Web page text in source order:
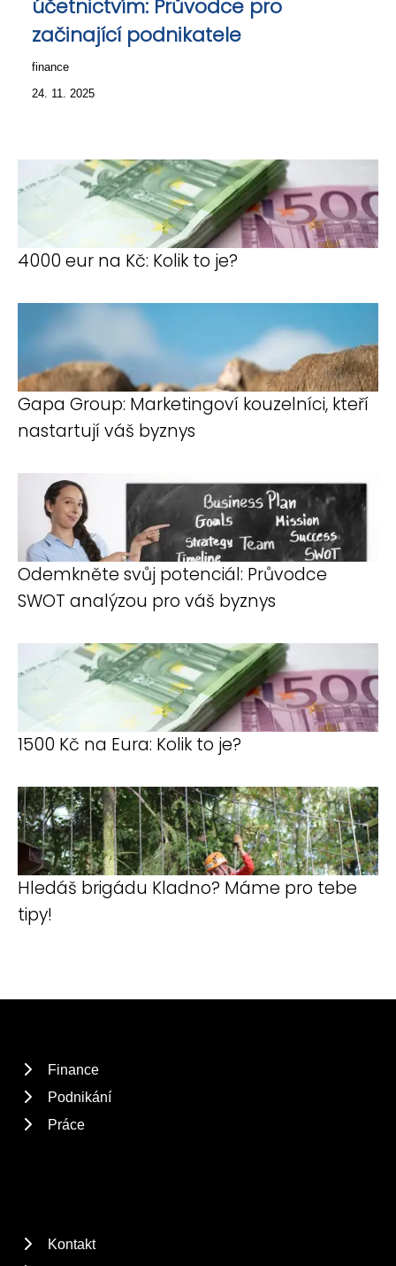
účetnictvím: Průvodce pro
začinající podnikatele
finance
24. 11. 2025
4000 eur na Kč: Kolik to je?
Gapa Group: Marketingoví kouzelníci, kteří
nastartují váš byznys
Odemkněte svůj potenciál: Průvodce
SWOT analýzou pro váš byznys
1500 Kč na Eura: Kolik to je?
Hledáš brigádu Kladno? Máme pro tebe
tipy!
Finance
Podnikání
Práce
Kontakt